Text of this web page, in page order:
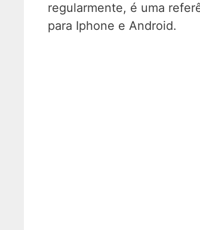
regularmente, é uma
para Iphone e Android.